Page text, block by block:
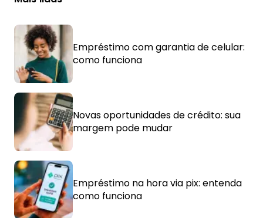
Empréstimo com garantia de celular:
como funciona
Novas oportunidades de crédito: sua
margem pode mudar
Empréstimo na hora via pix: entenda
como funciona